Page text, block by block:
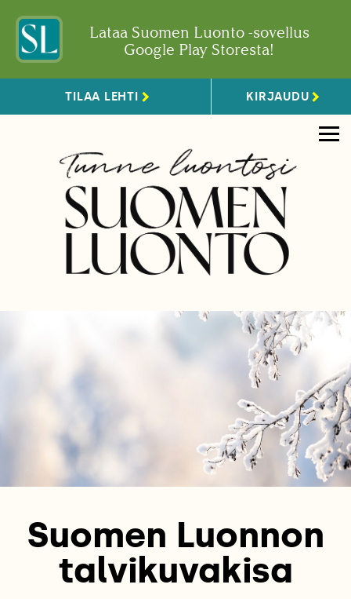
Lataa Suomen Luonto -sovellus
Google Play Storesta!
TILAA LEHTI KIRJAUDU
Suomen Luonnon
talvikuvakisa